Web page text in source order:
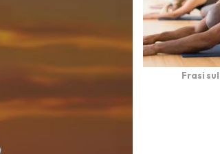
Frasi